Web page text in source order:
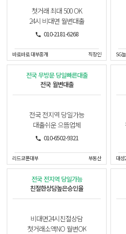
첫거래 최대 500 OK
24시 비대면 월변대출
010-2181-6268
바로바로 대부중개 직장인 SG
전국 무방문 당일빠른대출
전국 월변대출
전국 전지역 당일가능
대출쉬운 으뜸업체
010-6502-9321
리드코푼대부 부동산 대
전국 전지역 당일가능
친절한상담높은승인율
비대면24시친절상담
첫거래소액NO 월변OK